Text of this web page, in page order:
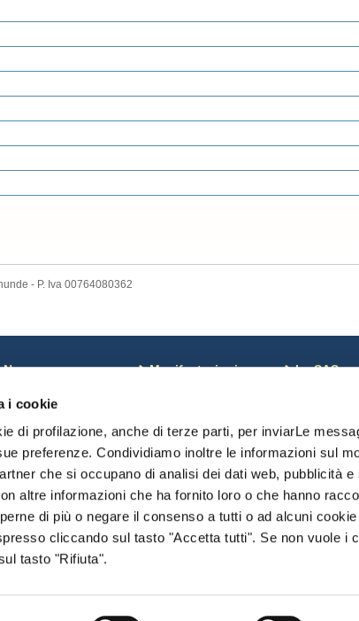
i cookie
di profilazione, anche di terze parti, per inviarLe
preferenze. Condividiamo inoltre le informazioni sul
che si occupano di analisi dei dati web, pubblicità e
altre informazioni che ha fornito loro o che hanno
di più o negare il consenso a tutti o ad alcuni
cliccando sul tasto "Accetta tutti". Se non vuole i
tasto "Rifiuta".
- P. Iva 00764080362
News
Notizie dal Mondo
Soci sospesi
Comunicazioni monte
Manifestazioni
Risultati Campionati
Risultati Manifestazioni
Date importanti
Modulistica
La SAS
Statuto SAS
Cariche
Organismi
Modulistica